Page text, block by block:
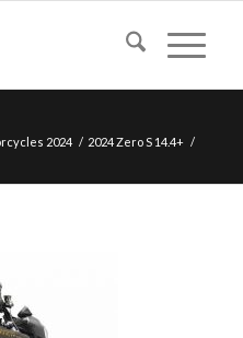
2024 / 2024 Zero S 14.4+ /